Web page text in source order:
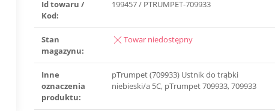
Id towaru /
Kod:
199457 / PTRUMPET-709933
Stan
magazynu:
Towar niedostępny
Inne
oznaczenia
produktu:
pTrumpet (709933) Ustnik do trąbki
niebieski/a 5C, pTrumpet 709933, 709933